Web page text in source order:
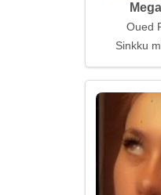
Oued
Sinkku